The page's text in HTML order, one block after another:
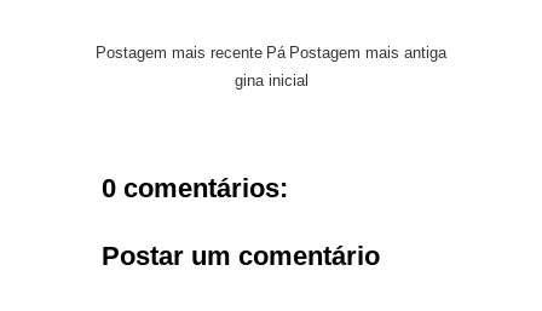
Postagem mais recente Postagem mais antiga
Pá
gina inicial
0 comentários:
Postar um comentário